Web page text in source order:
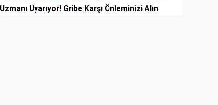
Uzmanı Uyarıyor! Gribe Karşı Önleminizi Alın